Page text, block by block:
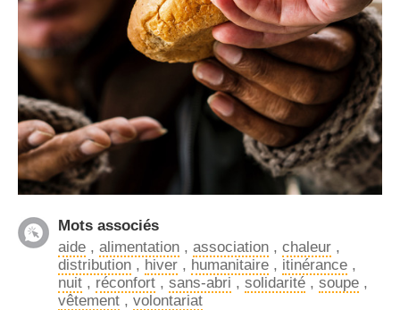
Mots associés
aide , alimentation , association , chaleur ,
distribution , hiver , humanitaire , itinérance ,
nuit , réconfort , sans-abri , solidarité , soupe ,
vêtement , volontariat